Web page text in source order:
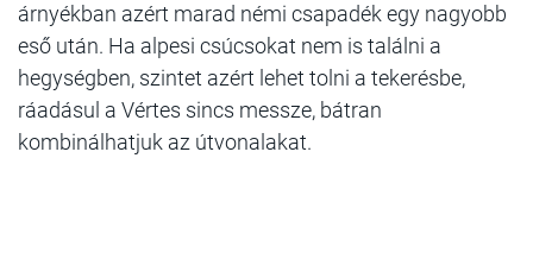
árnyékban azért marad némi csapadék egy nagyobb
eső után. Ha alpesi csúcsokat nem is találni a
hegységben, szintet azért lehet tolni a tekerésbe,
ráadásul a Vértes sincs messze, bátran
kombinálhatjuk az útvonalakat.